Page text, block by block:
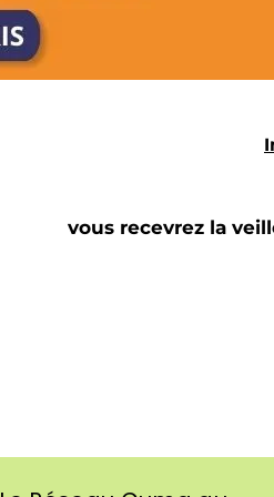
vous recevrez la